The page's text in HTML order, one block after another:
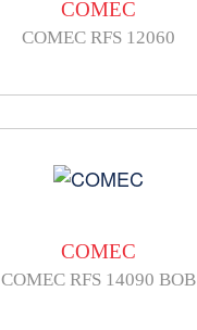
COMEC
COMEC RFS 12060
COMEC
COMEC RFS 14090 BOB